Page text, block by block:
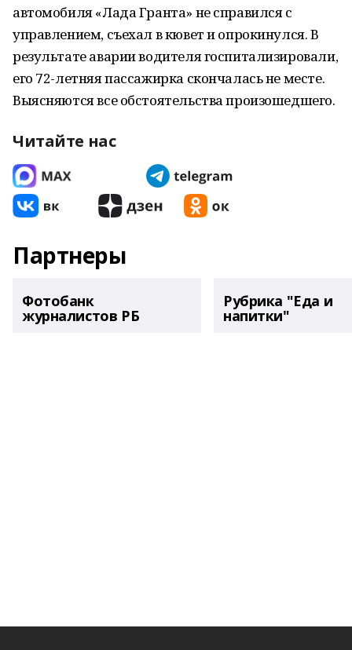
автомобиля «Лада Гранта» не справился с
управлением, съехал в кювет и опрокинулся. В
результате аварии водителя госпитализировали,
его 72-летняя пассажирка скончалась не месте.
Выясняются все обстоятельства произошедшего.
Читайте нас
Партнеры
Фотобанк
журналистов РБ
Рубрика "Еда и
напитки"